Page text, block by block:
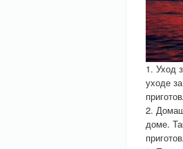
1. Уход
уходе
2.
доме.